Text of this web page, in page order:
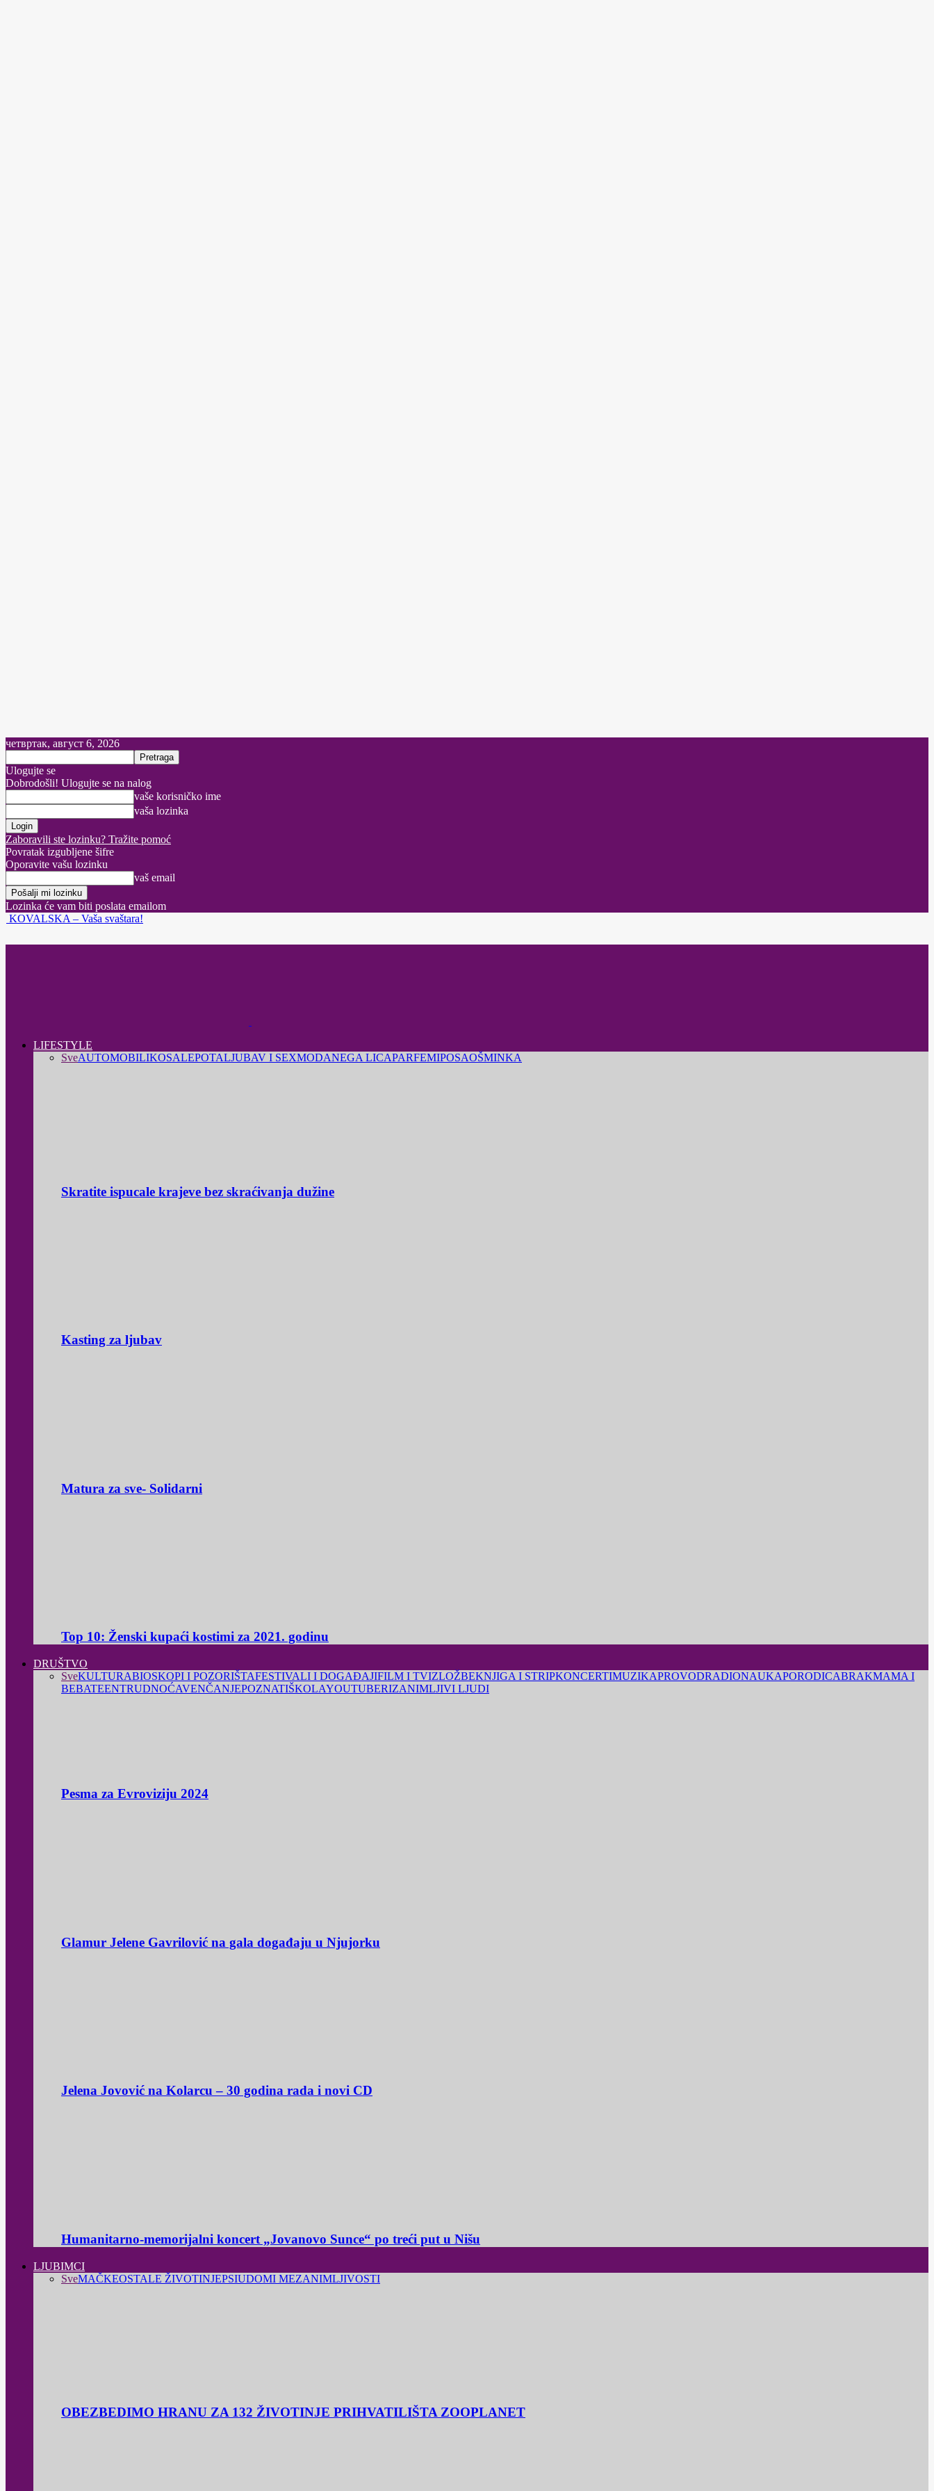
четвртак, август 6, 2026
Ulogujte se
Dobrodošli! Ulogujte se na nalog
vaše korisničko ime
vaša lozinka
Zaboravili ste lozinku? Tražite pomoć
Povratak izgubljene šifre
Oporavite vašu lozinku
vaš email
Lozinka će vam biti poslata emailom
KOVALSKA – Vaša svaštara!
LIFESTYLE
SveAUTOMOBILIKOSALEPOTALJUBAV I SEXMODANEGA LICAPARFEMIPOSAOŠMINKA
Skratite ispucale krajeve bez skraćivanja dužine
Kasting za ljubav
Matura za sve- Solidarni
Top 10: Ženski kupaći kostimi za 2021. godinu
DRUŠTVO
SveKULTURABIOSKOPI I POZORIŠTAFESTIVALI I DOGAĐAJIFILM I TVIZLOŽBEKNJIGA I STRIPKONCERTIMUZIKAPROVODRADIONAUKAPORODICABRAKMAMA I
BEBATEENTRUDNOĆAVENČANJEPOZNATIŠKOLAYOUTUBERIZANIMLJIVI LJUDI
Pesma za Evroviziju 2024
Glamur Jelene Gavrilović na gala događaju u Njujorku
Jelena Jovović na Kolarcu – 30 godina rada i novi CD
Humanitarno-memorijalni koncert „Jovanovo Sunce“ po treći put u Nišu
LJUBIMCI
SveMAČKEOSTALE ŽIVOTINJEPSIUDOMI MEZANIMLJIVOSTI
OBEZBEDIMO HRANU ZA 132 ŽIVOTINJE PRIHVATILIŠTA ZOOPLANET